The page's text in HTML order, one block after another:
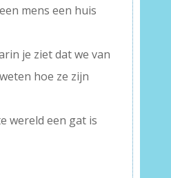
mens een huis
je ziet dat we van
hoe ze zijn
wereld een gat is